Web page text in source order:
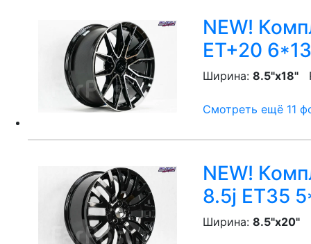
NEW!
ET+20
Ширина: 8.5"x18"
Смотреть ещё 11
NEW!
8.5j ET35
Ширина: 8.5"x20"